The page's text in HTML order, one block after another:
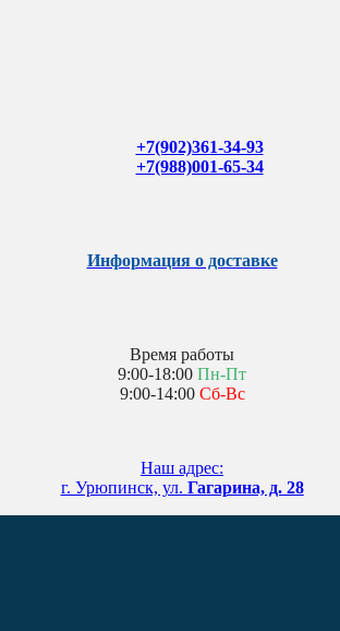
+7(902)361-34-93
+7(988)001-65-34
Информация о доставке
Время работы
9:00-18:00 Пн-Пт
9:00-14:00 Сб-Вс
Наш адрес:
г. Урюпинск, ул. Гагарина, д. 28